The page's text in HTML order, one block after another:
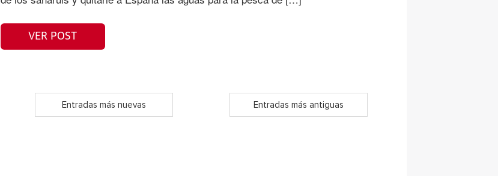
VER POST
Entradas más nuevas Entradas más antiguas